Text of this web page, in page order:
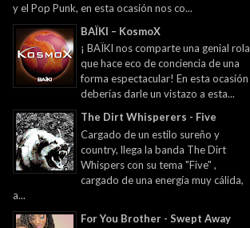
y el Pop Punk, en esta ocasión nos co...
BAÏKI – KosmoX
¡ BAÏKI nos comparte una genial rola
que hace eco de conciencia de una
forma espectacular! En esta ocasión
deberías darle un vistazo a esta...
The Dirt Whisperers - Five
Cargado de un estilo sureño y
country, llega la banda The Dirt
Whispers con su tema "Five" ,
cargado de una energía muy cálida,
a...
For You Brother - Swept Away